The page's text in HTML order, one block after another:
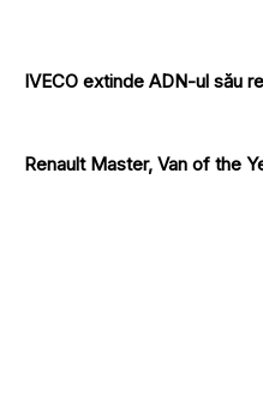
IVECO extinde ADN-ul său
Renault Master, Van of the